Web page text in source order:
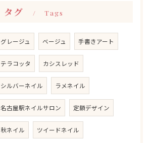
タグ Tags
グレージュ ベージュ 手書きアート
テラコッタ カシスレッド
シルバーネイル ラメネイル
名古屋駅ネイルサロン 定額デザイン
秋ネイル ツイードネイル